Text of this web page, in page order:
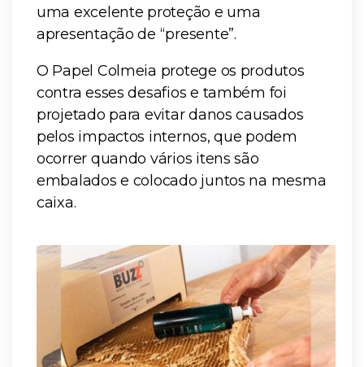
uma excelente proteção e uma
apresentação de “presente”.
O Papel Colmeia protege os produtos
contra esses desafios e também foi
projetado para evitar danos causados
pelos impactos internos, que podem
ocorrer quando vários itens são
embalados e colocado juntos na mesma
caixa.